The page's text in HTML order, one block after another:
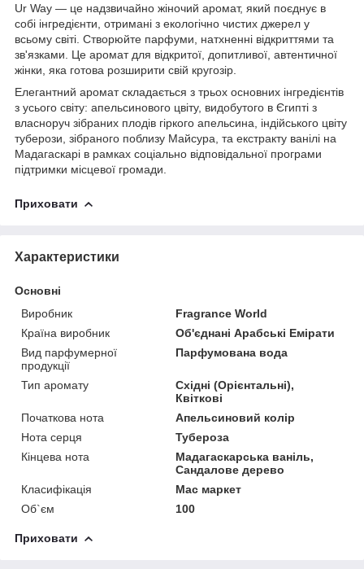
Ur Way — це надзвичайно жіночий аромат, який поєднує в
собі інгредієнти, отримані з екологічно чистих джерел у
всьому світі. Створюйте парфуми, натхненні відкриттями та
зв'язками. Це аромат для відкритої, допитливої, автентичної
жінки, яка готова розширити свій кругозір.
Елегантний аромат складається з трьох основних інгредієнтів
з усього світу: апельсинового цвіту, видобутого в Єгипті з
власноруч зібраних плодів гіркого апельсина, індійського цвіту
туберози, зібраного поблизу Майсура, та екстракту ванілі на
Мадагаскарі в рамках соціально відповідальної програми
підтримки місцевої громади.
Приховати
Характеристики
Основні
Виробник
Fragrance World
Країна виробник
Об'єднані Арабські Емірати
Вид парфумерної
продукції
Парфумована вода
Тип аромату
Східні (Орієнтальні),
Квіткові
Початкова нота
Апельсиновий колір
Нота серця
Тубероза
Кінцева нота
Мадагаскарська ваніль,
Сандалове дерево
Класифікація
Мас маркет
Об`єм
100
Приховати